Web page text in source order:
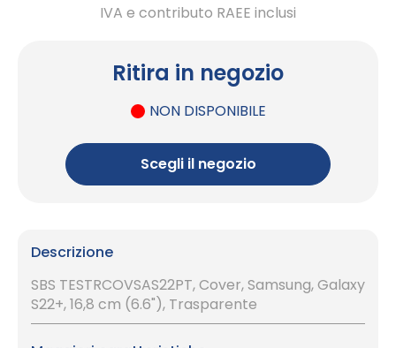
IVA e contributo RAEE inclusi
Ritira in negozio
NON DISPONIBILE
Scegli il negozio
Descrizione
SBS TESTRCOVSAS22PT, Cover, Samsung, Galaxy
S22+, 16,8 cm (6.6"), Trasparente